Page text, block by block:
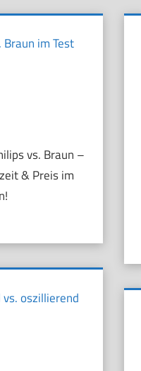
im Test
vs. Braun –
& Preis im
oszillierend